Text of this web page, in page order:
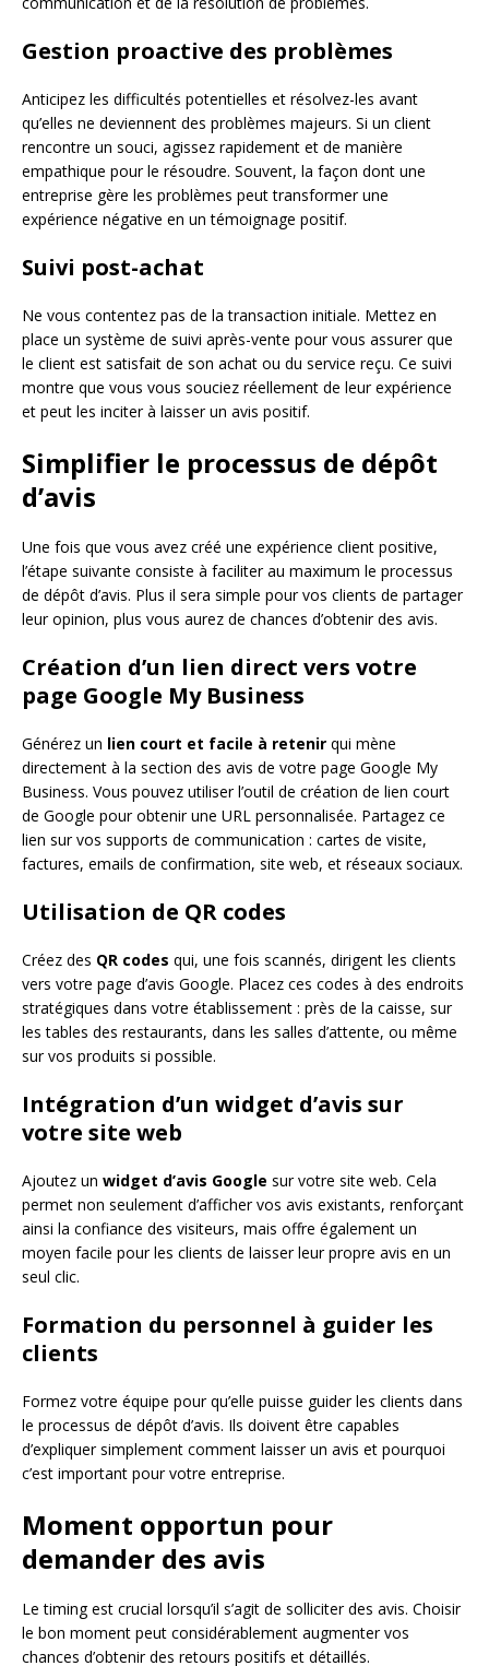
Gestion proactive des problèmes
Anticipez les difficultés potentielles et résolvez-les avant
qu’elles ne deviennent des problèmes majeurs. Si un client
rencontre un souci, agissez rapidement et de manière
empathique pour le résoudre. Souvent, la façon dont une
entreprise gère les problèmes peut transformer une
expérience négative en un témoignage positif.
Suivi post-achat
Ne vous contentez pas de la transaction initiale. Mettez en
place un système de suivi après-vente pour vous assurer que
le client est satisfait de son achat ou du service reçu. Ce suivi
montre que vous vous souciez réellement de leur expérience
et peut les inciter à laisser un avis positif.
Simplifier le processus de dépôt
d’avis
Une fois que vous avez créé une expérience client positive,
l’étape suivante consiste à faciliter au maximum le processus
de dépôt d’avis. Plus il sera simple pour vos clients de partager
leur opinion, plus vous aurez de chances d’obtenir des avis.
Création d’un lien direct vers votre
page Google My Business
Générez un lien court et facile à retenir qui mène
directement à la section des avis de votre page Google My
Business. Vous pouvez utiliser l’outil de création de lien court
de Google pour obtenir une URL personnalisée. Partagez ce
lien sur vos supports de communication : cartes de visite,
factures, emails de confirmation, site web, et réseaux sociaux.
Utilisation de QR codes
Créez des QR codes qui, une fois scannés, dirigent les clients
vers votre page d’avis Google. Placez ces codes à des endroits
stratégiques dans votre établissement : près de la caisse, sur
les tables des restaurants, dans les salles d’attente, ou même
sur vos produits si possible.
Intégration d’un widget d’avis sur
votre site web
Ajoutez un widget d’avis Google sur votre site web. Cela
permet non seulement d’afficher vos avis existants, renforçant
ainsi la confiance des visiteurs, mais offre également un
moyen facile pour les clients de laisser leur propre avis en un
seul clic.
Formation du personnel à guider les
clients
Formez votre équipe pour qu’elle puisse guider les clients dans
le processus de dépôt d’avis. Ils doivent être capables
d’expliquer simplement comment laisser un avis et pourquoi
c’est important pour votre entreprise.
Moment opportun pour
demander des avis
Le timing est crucial lorsqu’il s’agit de solliciter des avis. Choisir
le bon moment peut considérablement augmenter vos
chances d’obtenir des retours positifs et détaillés.